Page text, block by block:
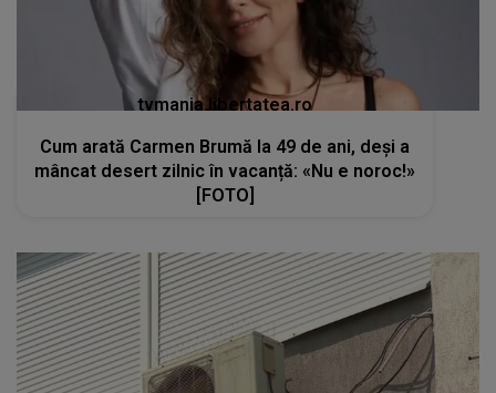
tvmania.libertatea.ro
Cum arată Carmen Brumă la 49 de ani, deși a
mâncat desert zilnic în vacanță: «Nu e noroc!»
[FOTO]